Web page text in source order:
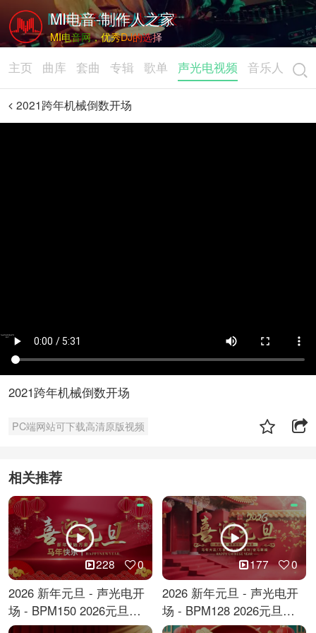
MI电音-制作人之家
MI电音网，优秀DJ的选择
主页 曲库 套曲 专辑 歌单 声光电视频 音乐人
2021跨年机械倒数开场
2021跨年机械倒数开场
PC端网站可下载高清原版视频
相关推荐
228 0
2026 新年元旦 - 声光电开
场 - BPM150 2026元旦跨
年倒计时
177 0
2026 新年元旦 - 声光电开
场 - BPM128 2026元旦马
年